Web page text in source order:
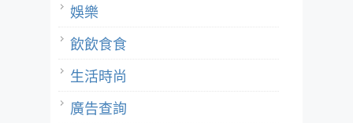
娛樂
飲飲食食
生活時尚
廣告查詢